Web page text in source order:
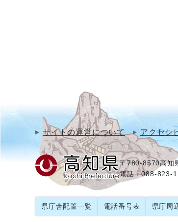
サイトの運営について アクセシ
〒780-8570高知
電話：088-823-
県庁舎配置一覧 電話番号表 県庁周